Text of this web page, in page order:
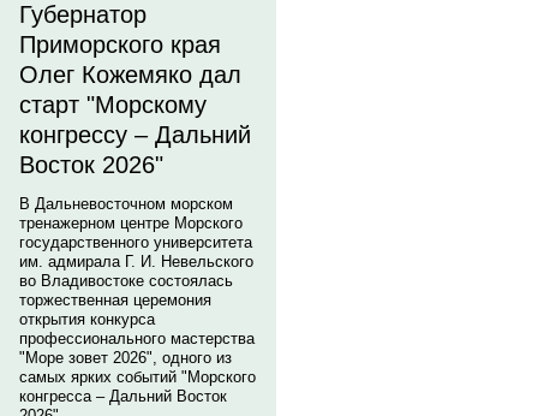
Губернатор
Приморского края
Олег Кожемяко дал
старт "Морскому
конгрессу – Дальний
Восток 2026"
В Дальневосточном морском
тренажерном центре Морского
государственного университета
им. адмирала Г. И. Невельского
во Владивостоке состоялась
торжественная церемония
открытия конкурса
профессионального мастерства
"Море зовет 2026", одного из
самых ярких событий "Морского
конгресса – Дальний Восток